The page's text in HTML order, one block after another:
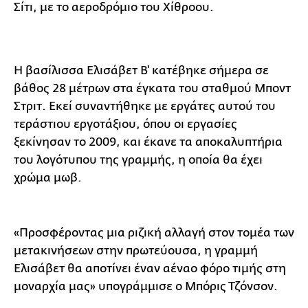
Σίτι, με το αεροδρόμιο του Χίθροου.
Η βασίλισσα Ελισάβετ Β' κατέβηκε σήμερα σε
βάθος 28 μέτρων στα έγκατα του σταθμού Μποντ
Στριτ. Εκεί συναντήθηκε με εργάτες αυτού του
τεράστιου εργοτάξιου, όπου οι εργασίες
ξεκίνησαν το 2009, και έκανε τα αποκαλυπτήρια
του λογότυπου της γραμμής, η οποία θα έχει
χρώμα μωβ.
«Προσφέροντας μια ριζική αλλαγή στον τομέα των
μετακινήσεων στην πρωτεύουσα, η γραμμή
Ελισάβετ θα αποτίνει έναν αέναο φόρο τιμής στη
μοναρχία μας» υπογράμμισε ο Μπόρις Τζόνσον.